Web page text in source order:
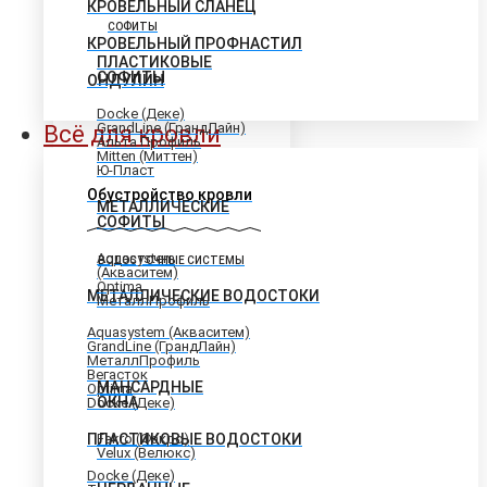
СОФИТЫ
ПЛАСТИКОВЫЕ
СОФИТЫ
Docke (Деке)
GrandLine (ГрандЛайн)
Альта Профиль
Mitten (Миттен)
Ю-Пласт
МЕТАЛЛИЧЕСКИЕ
СОФИТЫ
Aquasystem
(Акваситем)
Optima
МеталлПрофиль
МАНСАРДНЫЕ
ОКНА
Fakro (Факро)
Velux (Велюкс)
КРОВЕЛЬНЫЙ СЛАНЕЦ
КРОВЕЛЬНЫЙ ПРОФНАСТИЛ
ОНДУЛИН
Всё для кровли
Обустройство кровли
ВОДОСТОЧНЫЕ СИСТЕМЫ
МЕТАЛЛИЧЕСКИЕ ВОДОСТОКИ
Aquasystem (Акваситем)
GrandLine (ГрандЛайн)
МеталлПрофиль
Вегасток
Optima
Docke (Деке)
ПЛАСТИКОВЫЕ ВОДОСТОКИ
Docke (Деке)